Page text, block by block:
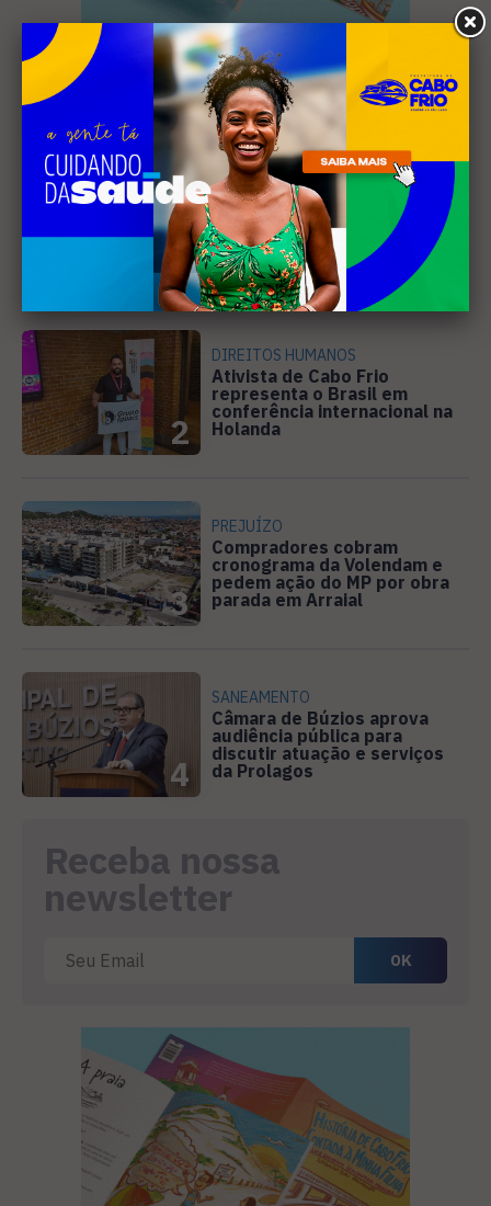
Mais Lidas
1
EVENTOS
Cabo Frio recebe 20ª edição
do Diveneta Moto Fest neste
fim de semana
2
DIREITOS HUMANOS
Ativista de Cabo Frio
representa o Brasil em
conferência internacional na
Holanda
3
PREJUÍZO
Compradores cobram
cronograma da Volendam e
pedem ação do MP por obra
parada em Arraial
4
SANEAMENTO
Câmara de Búzios aprova
audiência pública para
discutir atuação e serviços
da Prolagos
Receba nossa
newsletter